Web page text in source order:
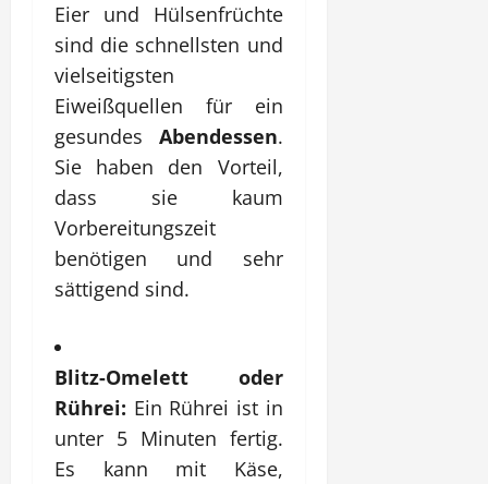
Eier und Hülsenfrüchte
sind die schnellsten und
vielseitigsten
Eiweißquellen für ein
gesundes Abendessen.
Sie haben den Vorteil,
dass sie kaum
Vorbereitungszeit
benötigen und sehr
sättigend sind.
Blitz-Omelett oder
Rührei: Ein Rührei ist in
unter 5 Minuten fertig.
Es kann mit Käse,